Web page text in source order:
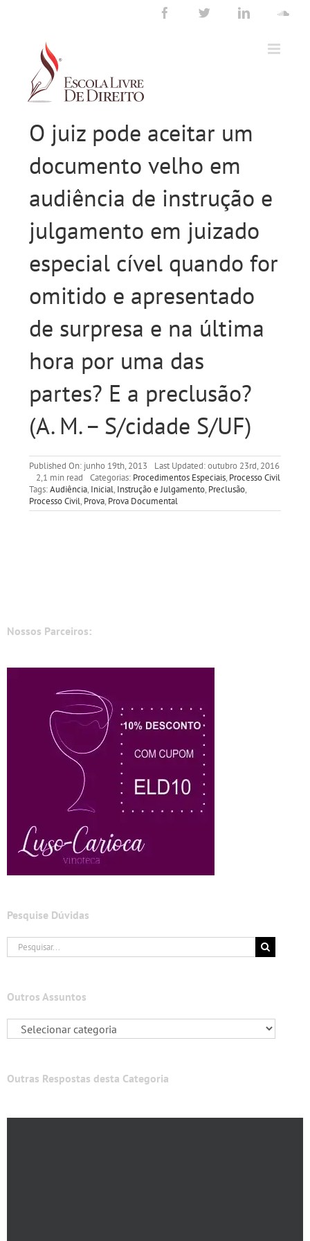
LinkedIn
Twitter
Facebook
O juiz pode aceitar um
documento velho em
audiência de instrução e
julgamento em juizado
especial cível quando for
omitido e apresentado
de surpresa e na última
hora por uma das
partes? E a preclusão?
(A. M. – S/cidade S/UF)
Published On: junho 19th, 2013
Last Updated: outubro 23rd, 2016
2,1 min read
Categorias: Procedimentos Especiais, Processo Civil
Tags:Audiência, Inicial, Instrução e Julgamento, Preclusão,
Processo Civil, Prova, Prova Documental
Nossos Parceiros:
Pesquise Dúvidas
Buscar
resultados
Outros Assuntos
Outras Respostas desta Categoria